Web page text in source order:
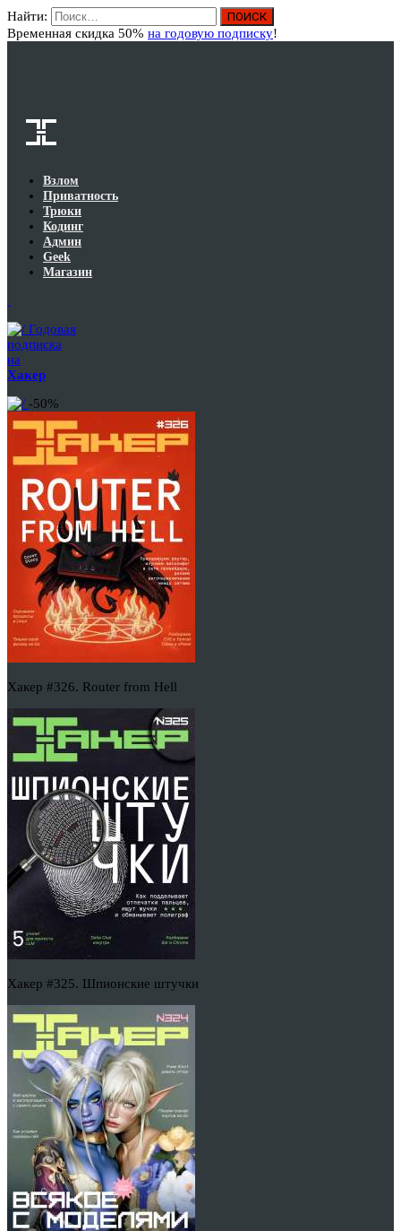
Найти:
Временная скидка 50% на годовую подписку!
Взлом
Приватность
Трюки
Кодинг
Админ
Geek
Магазин
Годовая
подписка
на
Хакер
-50%
Хакер #326. Router from Hell
Хакер #325. Шпионские штучки